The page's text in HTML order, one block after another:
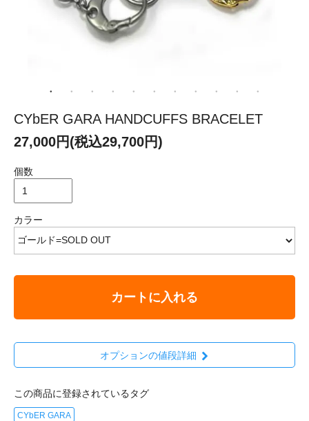
CYbER GARA HANDCUFFS BRACELET
27,000円(税込29,700円)
個数
カラー
カートに入れる
オプションの値段詳細
この商品に登録されているタグ
CYbER GARA